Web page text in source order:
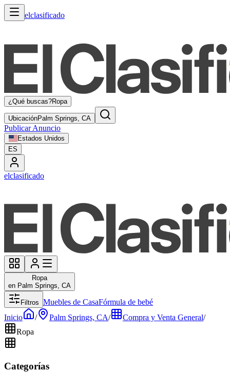
elclasificado
¿Qué buscas?Ropa
UbicaciónPalm Springs, CA
Publicar Anuncio
Estados Unidos
ES
elclasificado
Ropa
en Palm Springs, CA
Filtros Muebles de CasaFórmula de bebé
Inicio
/ Palm Springs, CA/ Compra y Venta General/
Ropa
Categorías